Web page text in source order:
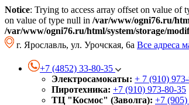
Notice: Trying to access array offset on value of
on value of type null in /var/www/ogni76.ru/
/var/www/ogni76.ru/html/system/storage/
г. Ярославль, ул. Урочская, 6а Все адреса
+7 (4852) 33-80-35
Электросамокаты: + 7 (910)
Пиротехника: +7 (910) 973-80-35
ТЦ "Космос" (Заволга): +7